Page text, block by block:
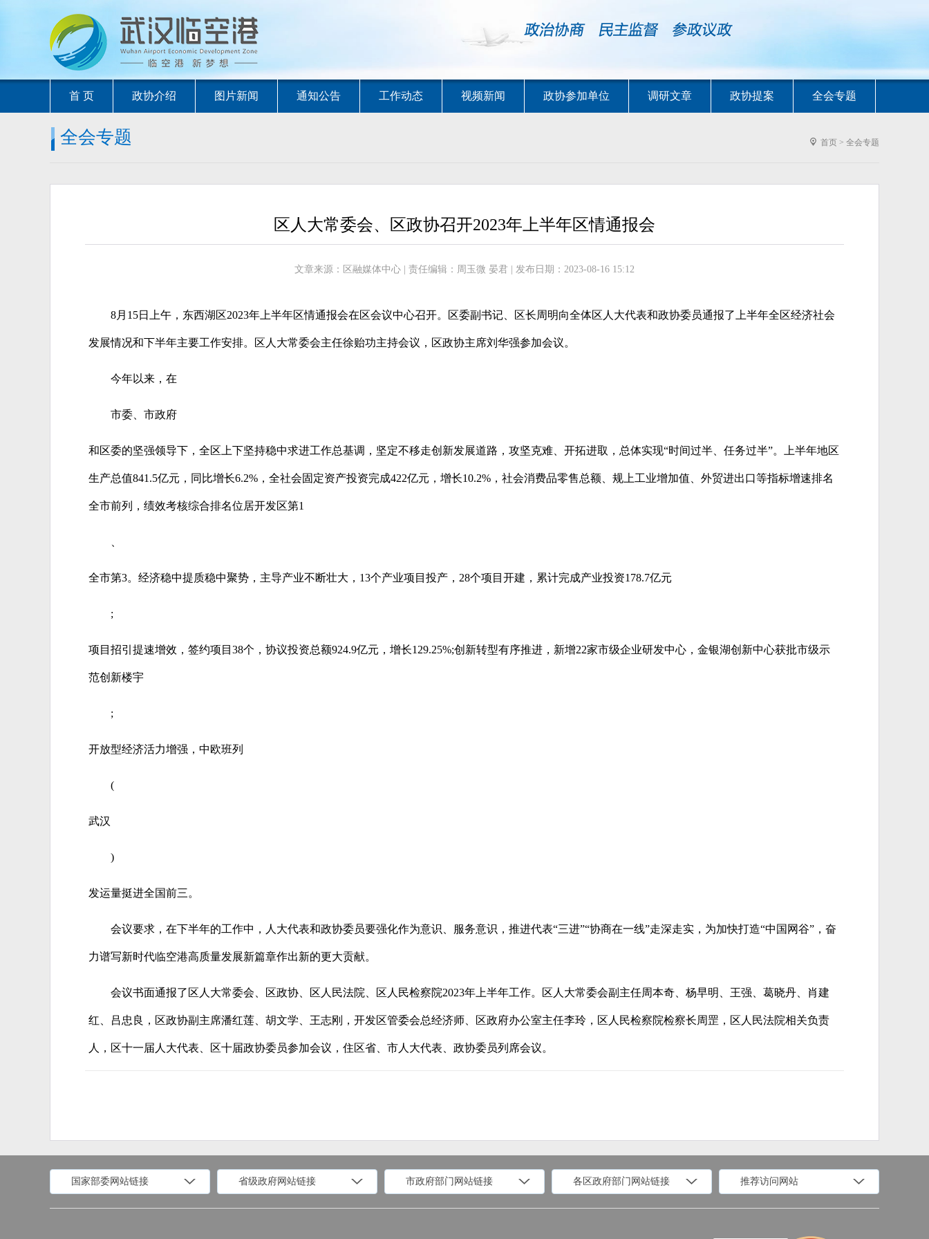
首 页 政协介绍 图片新闻 通知公告 工作动态 视频新闻 政协参加单位 调研文章 政协提案 全会专题
全会专题 首页 > 全会专题
区人大常委会、区政协召开2023年上半年区情通报会
文章来源：区融媒体中心 | 责任编辑：周玉微 晏君 | 发布日期：2023-08-16 15:12
8月15日上午，东西湖区2023年上半年区情通报会在区会议中心召开。区委副书记、区长周明向全体区人大代表和政协委员通报了上半年全区经济社会
发展情况和下半年主要工作安排。区人大常委会主任徐贻功主持会议，区政协主席刘华强参加会议。
今年以来，在
市委、市政府
和区委的坚强领导下，全区上下坚持稳中求进工作总基调，坚定不移走创新发展道路，攻坚克难、开拓进取，总体实现“时间过半、任务过半”。上半年地区
生产总值841.5亿元，同比增长6.2%，全社会固定资产投资完成422亿元，增长10.2%，社会消费品零售总额、规上工业增加值、外贸进出口等指标增速排名
全市前列，绩效考核综合排名位居开发区第1
全市第3。经济稳中提质稳中聚势，主导产业不断壮大，13个产业项目投产，28个项目开建，累计完成产业投资178.7亿元
;
项目招引提速增效，签约项目38个，协议投资总额924.9亿元，增长129.25%;创新转型有序推进，新增22家市级企业研发中心，金银湖创新中心获批市级示
范创新楼宇
;
开放型经济活力增强，中欧班列
(
武汉
)
发运量挺进全国前三。
会议要求，在下半年的工作中，人大代表和政协委员要强化作为意识、服务意识，推进代表“三进”“协商在一线”走深走实，为加快打造“中国网谷”，奋
力谱写新时代临空港高质量发展新篇章作出新的更大贡献。
会议书面通报了区人大常委会、区政协、区人民法院、区人民检察院2023年上半年工作。区人大常委会副主任周本奇、杨早明、王强、葛晓丹、肖建
红、吕忠良，区政协副主席潘红莲、胡文学、王志刚，开发区管委会总经济师、区政府办公室主任李玲，区人民检察院检察长周罡，区人民法院相关负责
人，区十一届人大代表、区十届政协委员参加会议，住区省、市人大代表、政协委员列席会议。
国家部委网站链接 省级政府网站链接 市政府部门网站链接 各区政府部门网站链接 推荐访问网站
国家部委网站 省级政府网站 市政府部门网站 各区政府部门网站 推荐访问网站